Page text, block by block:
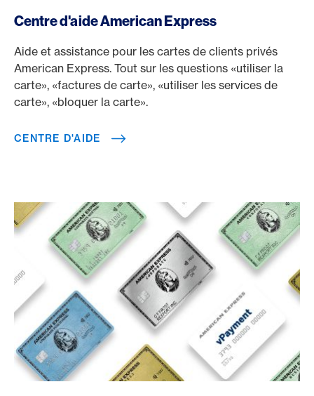
Centre d'aide American Express
Aide et assistance pour les cartes de clients privés
American Express. Tout sur les questions «utiliser la
carte», «factures de carte», «utiliser les services de
carte», «bloquer la carte».
CENTRE D'AIDE